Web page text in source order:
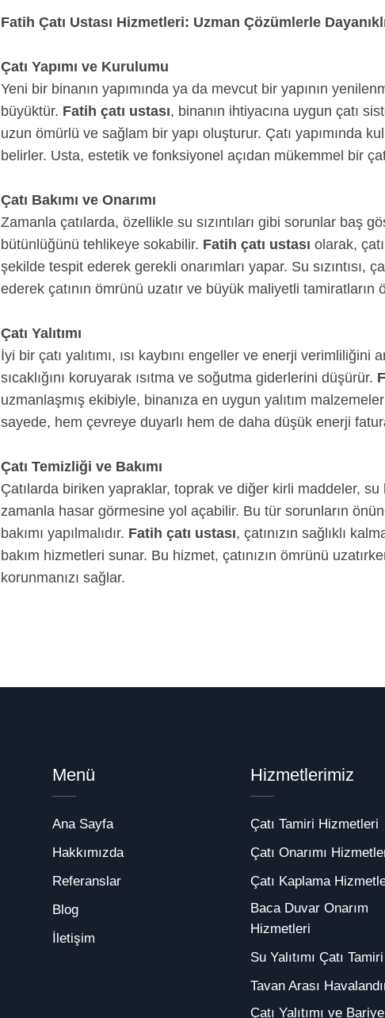
Fatih Çatı Ustası Hizmetleri: Uzman Çözümlerle
Çatı Yapımı ve Kurulumu
Yeni bir binanın yapımında ya da mevcut bir yapının
büyüktür. Fatih çatı ustası, binanın ihtiyacına uygun çatı
uzun ömürlü ve sağlam bir yapı oluşturur. Çatı yapımında
belirler. Usta, estetik ve fonksiyonel açıdan mükemmel bir
Çatı Bakımı ve Onarımı
Zamanla çatılarda, özellikle su sızıntıları gibi sorunlar baş
bütünlüğünü tehlikeye sokabilir. Fatih çatı ustası olarak,
şekilde tespit ederek gerekli onarımları yapar. Su sızıntısı,
ederek çatının ömrünü uzatır ve büyük maliyetli tamiratların
Çatı Yalıtımı
İyi bir çatı yalıtımı, ısı kaybını engeller ve enerji verimliliğini
sıcaklığını koruyarak ısıtma ve soğutma giderlerini düşürür.
uzmanlaşmış ekibiyle, binanıza en uygun yalıtım
sayede, hem çevreye duyarlı hem de daha düşük enerji
Çatı Temizliği ve Bakımı
Çatılarda biriken yapraklar, toprak ve diğer kirli maddeler, su
zamanla hasar görmesine yol açabilir. Bu tür sorunların
bakımı yapılmalıdır. Fatih çatı ustası, çatınızın sağlıklı
bakım hizmetleri sunar. Bu hizmet, çatınızın ömrünü
korunmanızı sağlar.
Menü
Ana Sayfa
Hakkımızda
Referanslar
Blog
İletişim
Hizmetlerimiz
Çatı Tamiri Hizmetleri
Çatı Onarımı
Çatı Kaplama
Baca Duvar Onarım
Hizmetleri
Su Yalıtımı Çatı Tamiri
Tavan Arası
Çatı Yalıtımı ve